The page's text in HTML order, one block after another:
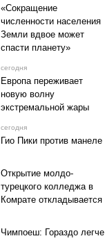
«Сокращение
численности населения
Земли вдвое может
спасти планету»
сегодня, 06:11
Европа переживает
новую волну
экстремальной жары
сегодня, 06:00
Гио Пики против манеле
Открытие молдо-
турецкого колледжа в
Комрате откладывается
Чимпоеш: Гораздо легче